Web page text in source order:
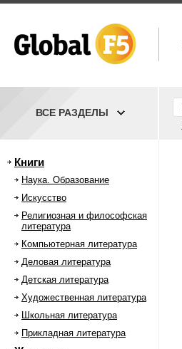
ВСЕ РАЗДЕЛЫ
Книги
Наука. Образование
Искусство
Религиозная и философская
литература
Компьютерная литература
Деловая литература
Детская литература
Художественная литература
Школьная литература
Прикладная литература